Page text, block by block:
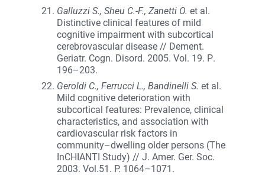
Galluzzi S., Sheu C.-F., Zanetti O. et al.
Distinctive clinical features of mild
cognitive impairment with subcortical
cerebrovascular disease // Dement.
Geriatr. Cogn. Disord. 2005. Vol. 19. Р.
196–203.
Geroldi C., Ferrucci L., Bandinelli S. et al.
Mild cognitive deterioration with
subcortical features: Prevalence, clinical
characteristics, and association with
cardiovascular risk factors in
community–dwelling older persons (The
InCHIANTI Study) // J. Amer. Ger. Soc.
2003. Vol.51. P. 1064–1071.